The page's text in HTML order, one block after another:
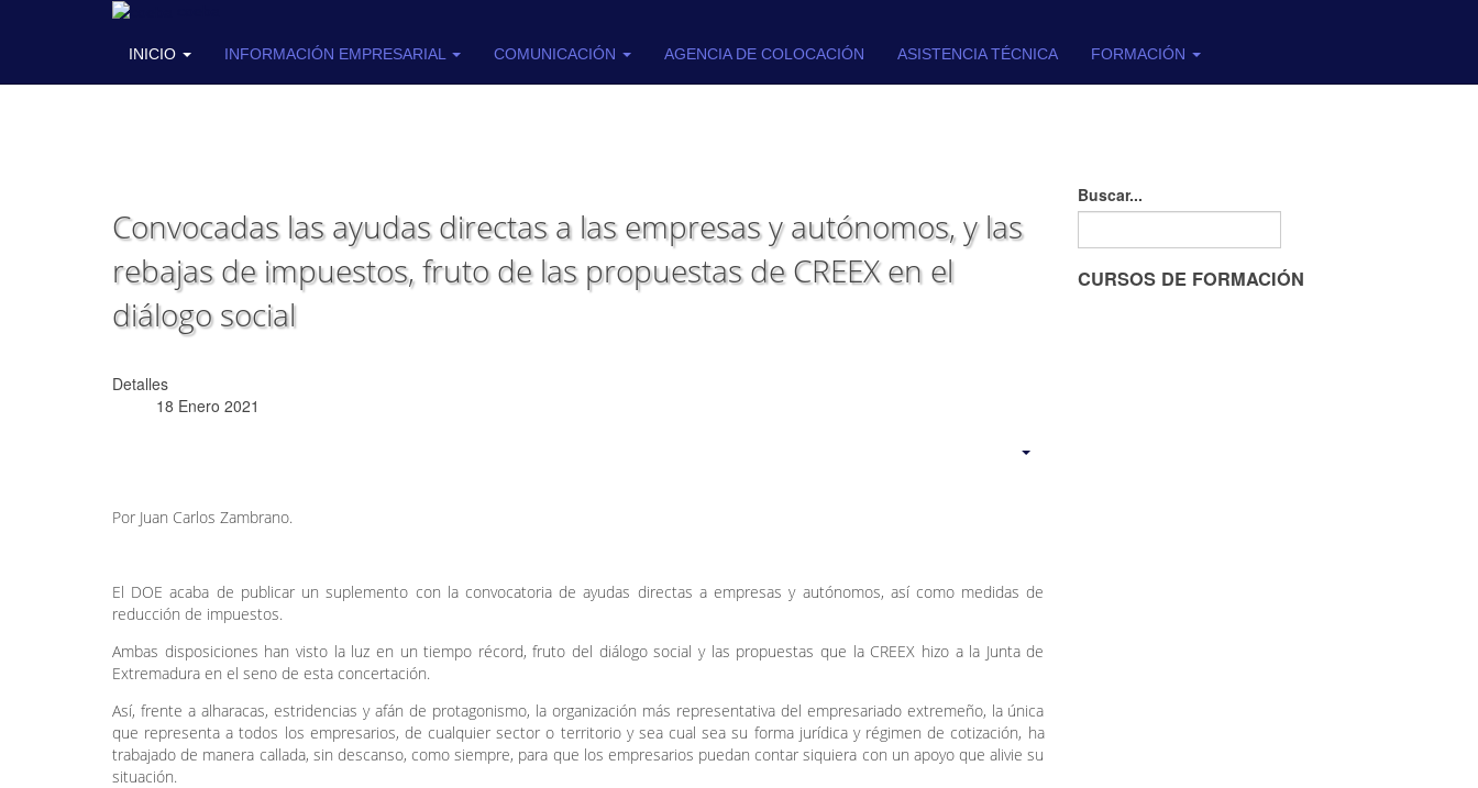
INICIO INFORMACIÓN EMPRESARIAL COMUNICACIÓN AGENCIA DE COLOCACIÓN ASISTENCIA TÉCNICA FORMACIÓN
Convocadas las ayudas directas a las empresas y autónomos, y las
rebajas de impuestos, fruto de las propuestas de CREEX en el
diálogo social
Detalles
18 Enero 2021
Por Juan Carlos Zambrano.
El DOE acaba de publicar un suplemento con la convocatoria de ayudas directas a empresas y autónomos, así como medidas de
reducción de impuestos.
Ambas disposiciones han visto la luz en un tiempo récord, fruto del diálogo social y las propuestas que la CREEX hizo a la Junta de
Extremadura en el seno de esta concertación.
Así, frente a alharacas, estridencias y afán de protagonismo, la organización más representativa del empresariado extremeño, la única
que representa a todos los empresarios, de cualquier sector o territorio y sea cual sea su forma jurídica y régimen de cotización, ha
trabajado de manera callada, sin descanso, como siempre, para que los empresarios puedan contar siquiera con un apoyo que alivie su
situación.
Buscar...
CURSOS DE FORMACIÓN